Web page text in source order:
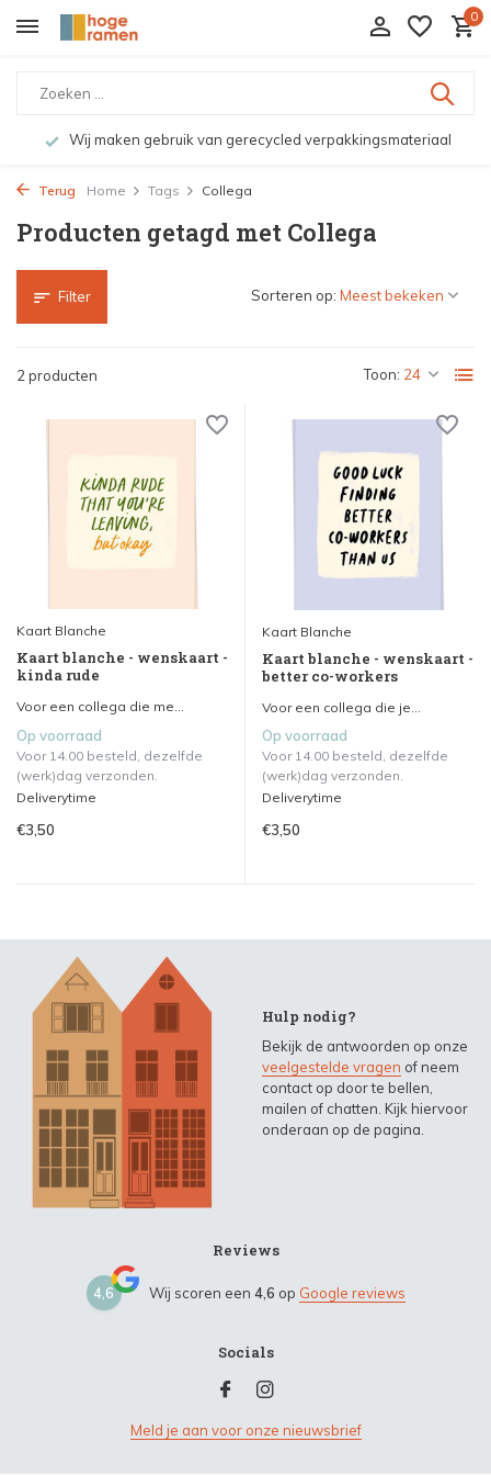
0
Wij maken gebruik van gerecycled verpakkingsmateriaal
Terug Home Tags Collega
Producten getagd met Collega
Filter
2 producten Toon:
Sorteren op:
Kaart Blanche
Kaart blanche - wenskaart -
kinda rude
Voor een collega die me...
Op voorraad
Voor 14.00 besteld, dezelfde
(werk)dag verzonden.
Deliverytime
€3,50
Kaart Blanche
Kaart blanche - wenskaart -
better co-workers
Voor een collega die je...
Op voorraad
Voor 14.00 besteld, dezelfde
(werk)dag verzonden.
Deliverytime
€3,50
Hulp nodig?
Bekijk de antwoorden op onze
veelgestelde vragen of neem
contact op door te bellen,
mailen of chatten. Kijk hiervoor
onderaan op de pagina.
Reviews
4,6 Wij scoren een 4,6 op Google reviews
Socials
Meld je aan voor onze nieuwsbrief